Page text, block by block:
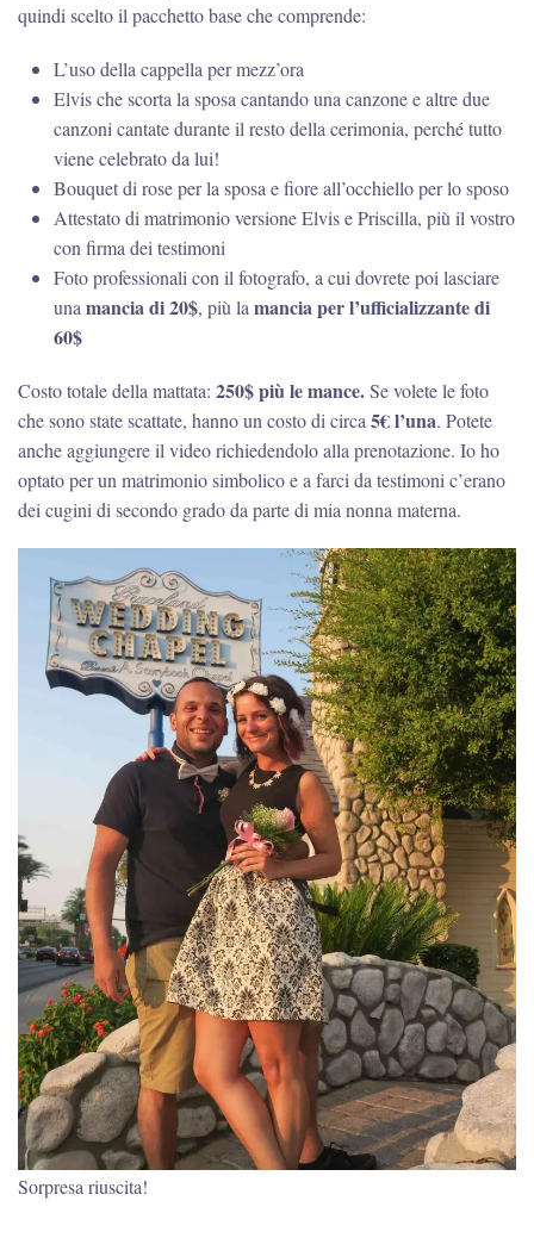
quindi scelto il pacchetto base che comprende:
L’uso della cappella per mezz’ora
Elvis che scorta la sposa cantando una canzone e altre due
canzoni cantate durante il resto della cerimonia, perché tutto
viene celebrato da lui!
Bouquet di rose per la sposa e fiore all’occhiello per lo sposo
Attestato di matrimonio versione Elvis e Priscilla, più il vostro
con firma dei testimoni
Foto professionali con il fotografo, a cui dovrete poi lasciare
una mancia di 20$, più la mancia per l’ufficializzante di
60$
Costo totale della mattata: 250$ più le mance.Se volete le foto
che sono state scattate, hanno un costo di circa 5€ l’una. Potete
anche aggiungere il video richiedendolo alla prenotazione. Io ho
optato per un matrimonio simbolico e a farci da testimoni c’erano
dei cugini di secondo grado da parte di mia nonna materna.
Sorpresa riuscita!